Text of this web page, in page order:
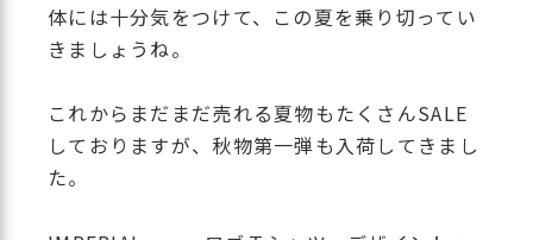
体には十分気をつけて、この夏を乗り切ってい
きましょうね。
これからまだまだ売れる夏物もたくさんSALE
しておりますが、秋物第一弾も入荷してきまし
た。